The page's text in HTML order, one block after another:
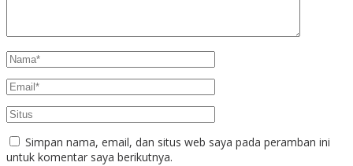
Simpan nama, email, dan situs web saya pada peramban ini
untuk komentar saya berikutnya.